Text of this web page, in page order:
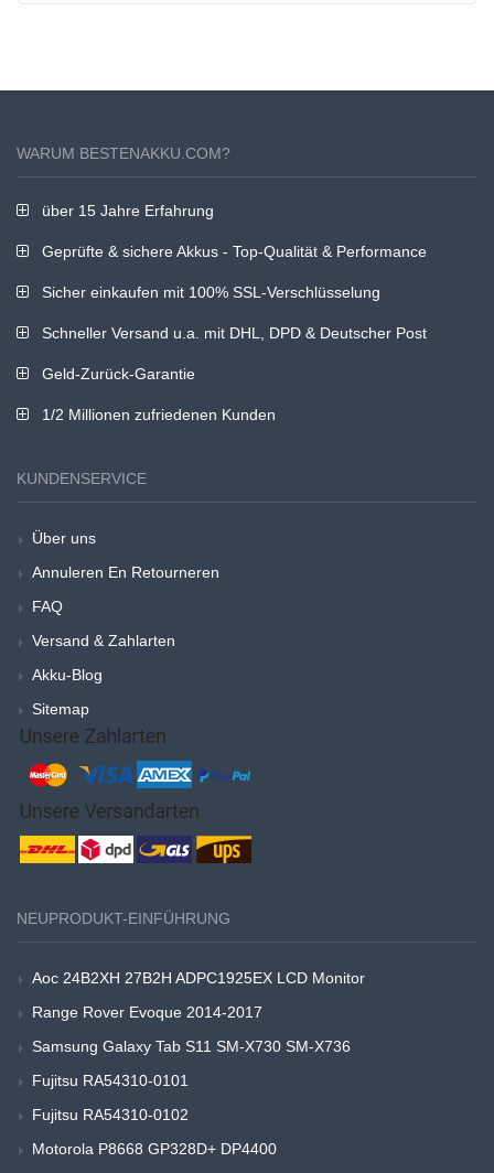
WARUM BESTENAKKU.COM?
über 15 Jahre Erfahrung
Geprüfte & sichere Akkus - Top-Qualität & Performance
Sicher einkaufen mit 100% SSL-Verschlüsselung
Schneller Versand u.a. mit DHL, DPD & Deutscher Post
Geld-Zurück-Garantie
1/2 Millionen zufriedenen Kunden
KUNDENSERVICE
Über uns
Annuleren En Retourneren
FAQ
Versand & Zahlarten
Akku-Blog
Sitemap
NEUPRODUKT-EINFÜHRUNG
Aoc 24B2XH 27B2H ADPC1925EX LCD Monitor
Range Rover Evoque 2014-2017
Samsung Galaxy Tab S11 SM-X730 SM-X736
Fujitsu RA54310-0101
Fujitsu RA54310-0102
Motorola P8668 GP328D+ DP4400